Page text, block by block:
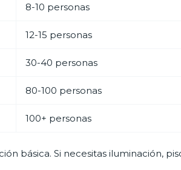
8-10 personas
12-15 personas
30-40 personas
80-100 personas
100+ personas
básica. Si necesitas iluminación,